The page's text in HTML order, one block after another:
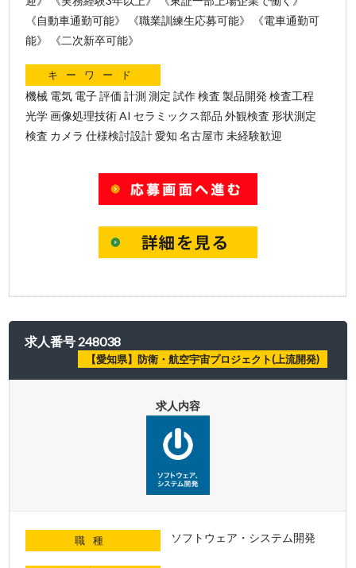
《自動車通勤可能》 《職業訓練生応募可能》 《電車通勤可
能》 《二次新卒可能》
キーワード
機械 電気 電子 評価 計測 測定 試作 検査 製品開発 検査工程
光学 画像処理技術 AI セラミックス部品 外観検査 形状測定
検査 カメラ 仕様検討設計 愛知 名古屋市 未経験歓迎
求人番号 248038
【愛知県】防衛・航空宇宙プロジェクト(上流開発)
求人内容
職種 ソフトウェア・システム開発